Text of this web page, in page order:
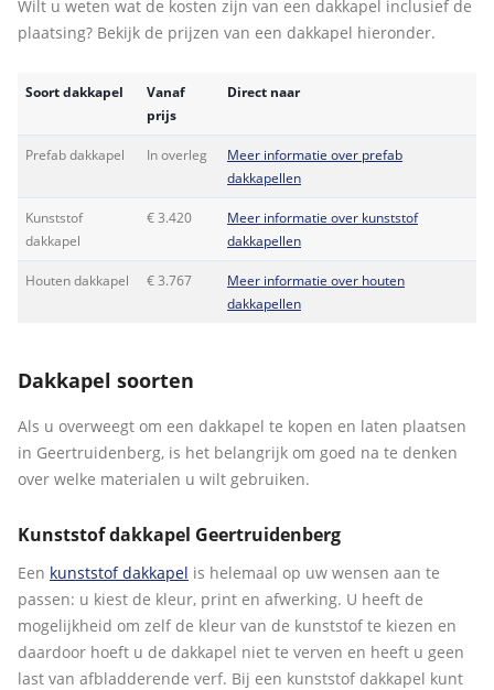
Wilt u weten wat de kosten zijn van een dakkapel inclusief de
plaatsing? Bekijk de prijzen van een dakkapel hieronder.
Soort dakkapel
Vanaf
prijs
Direct naar
Prefab dakkapel In overleg
Meer informatie over prefab
dakkapellen
Kunststof
dakkapel
€ 3.420
Meer informatie over kunststof
dakkapellen
Houten dakkapel € 3.767
Meer informatie over houten
dakkapellen
Dakkapel soorten
Als u overweegt om een dakkapel te kopen en laten plaatsen
in Geertruidenberg, is het belangrijk om goed na te denken
over welke materialen u wilt gebruiken.
Kunststof dakkapel Geertruidenberg
Een kunststof dakkapel is helemaal op uw wensen aan te
passen: u kiest de kleur, print en afwerking. U heeft de
mogelijkheid om zelf de kleur van de kunststof te kiezen en
daardoor hoeft u de dakkapel niet te verven en heeft u geen
last van afbladderende verf. Bij een kunststof dakkapel kunt